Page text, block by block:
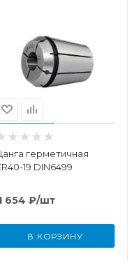
герметичная
19 DIN6499
654 ₽/шт
В КОРЗИНУ